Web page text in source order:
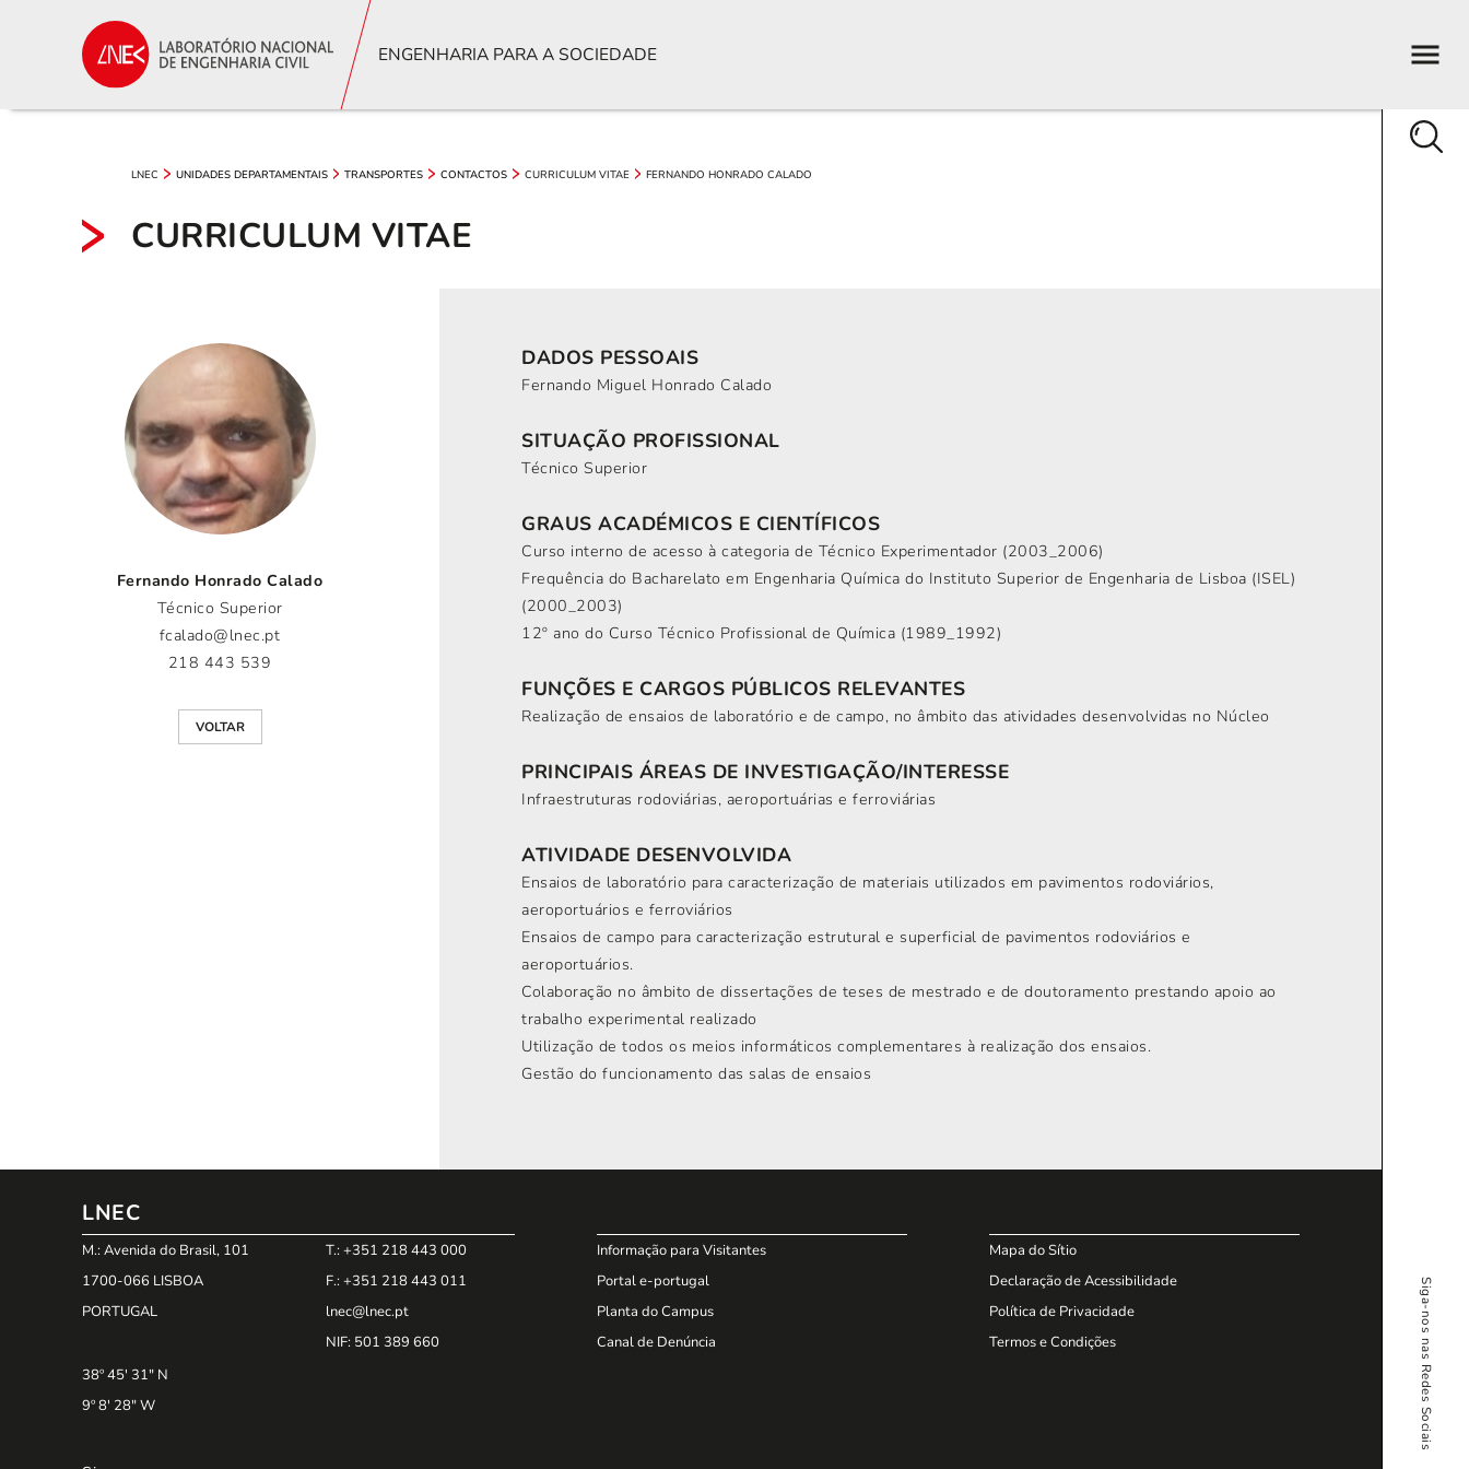
ENGENHARIA PARA A SOCIEDADE
Siga-nos nas Redes Sociais
LNEC UNIDADES DEPARTAMENTAIS TRANSPORTES CONTACTOS CURRICULUM VITAE FERNANDO HONRADO CALADO
CURRICULUM VITAE
Fernando Honrado Calado
Técnico Superior
fcalado@lnec.pt
218 443 539
VOLTAR
DADOS PESSOAIS
Fernando Miguel Honrado Calado
SITUAÇÃO PROFISSIONAL
Técnico Superior
GRAUS ACADÉMICOS E CIENTÍFICOS
Curso interno de acesso à categoria de Técnico Experimentador (2003_2006)
Frequência do Bacharelato em Engenharia Química do Instituto Superior de Engenharia de Lisboa (ISEL)
(2000_2003)
12º ano do Curso Técnico Profissional de Química (1989_1992)
FUNÇÕES E CARGOS PÚBLICOS RELEVANTES
Realização de ensaios de laboratório e de campo, no âmbito das atividades desenvolvidas no Núcleo
PRINCIPAIS ÁREAS DE INVESTIGAÇÃO/INTERESSE
Infraestruturas rodoviárias, aeroportuárias e ferroviárias
ATIVIDADE DESENVOLVIDA
Ensaios de laboratório para caracterização de materiais utilizados em pavimentos rodoviários,
aeroportuários e ferroviários
Ensaios de campo para caracterização estrutural e superficial de pavimentos rodoviários e
aeroportuários.
Colaboração no âmbito de dissertações de teses de mestrado e de doutoramento prestando apoio ao
trabalho experimental realizado
Utilização de todos os meios informáticos complementares à realização dos ensaios.
Gestão do funcionamento das salas de ensaios
LNEC
M.: Avenida do Brasil, 101
1700-066 LISBOA
PORTUGAL
38º 45' 31" N
9º 8' 28" W
T.: +351 218 443 000
F.: +351 218 443 011
lnec@lnec.pt
NIF: 501 389 660
Informação para Visitantes
Portal e-portugal
Planta do Campus
Canal de Denúncia
Mapa do Sítio
Declaração de Acessibilidade
Política de Privacidade
Termos e Condições